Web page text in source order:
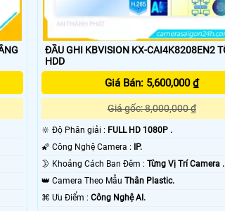
ĐẦU GHI KBVISION KX-CAI4K8208EN2 TỐI DA 2
HDD
Giá Bán: 5,600,000 ₫
Giá gốc: 8,000,000 ₫
🔆 Độ Phân giải : FULL HD 1080P .
🌠 Công Nghệ Camera :
IP.
🌛 Khoảng Cách Ban Đêm :Từng Vị Trí Camera .
👑 Camera Theo MẫuThân Plastic.
️⌘ Ưu Điểm :Công Nghệ AI.